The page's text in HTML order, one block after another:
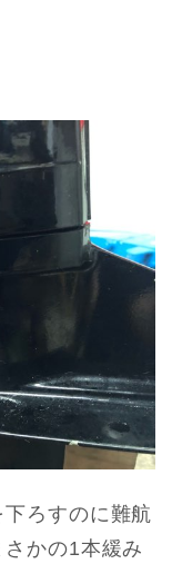
ろすのに難航
かの1本緩み